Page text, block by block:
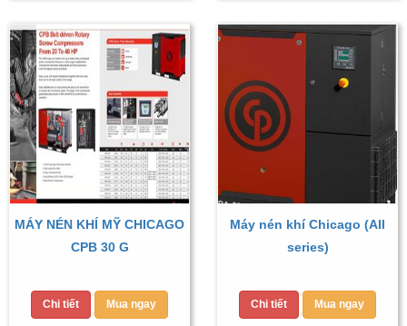
MÁY NÉN KHÍ MỸ CHICAGO
CPB 30 G
Chi tiết Mua ngay
Máy nén khí Chicago (All
series)
Chi tiết Mua ngay